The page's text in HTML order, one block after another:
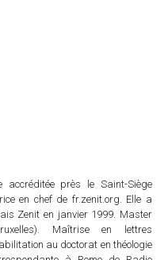
accréditée près le Saint-Siège
en chef de fr.zenit.org. Elle a
Zenit en janvier 1999. Master
Maîtrise en lettres
au doctorat en théologie